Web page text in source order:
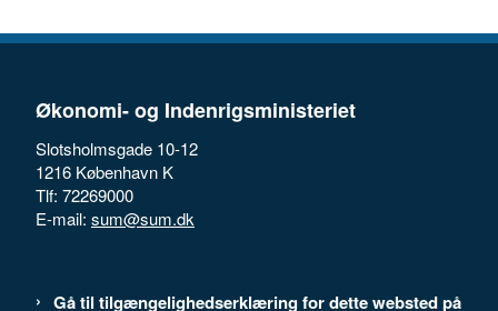
Økonomi- og Indenrigsministeriet
Slotsholmsgade 10-12
1216 København K
Tlf: 72269000
E-mail: sum@sum.dk
Gå til tilgængelighedserklæring for dette websted på